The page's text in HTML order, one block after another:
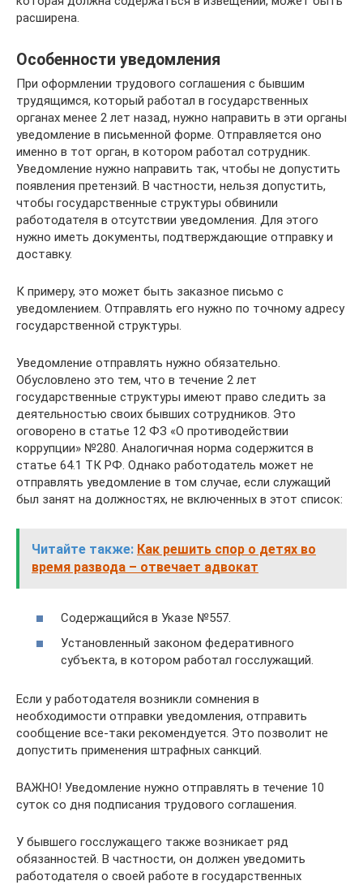
расширена.
Особенности уведомления
При оформлении трудового соглашения с бывшим
трудящимся, который работал в государственных
органах менее 2 лет назад, нужно направить в эти органы
уведомление в письменной форме. Отправляется оно
именно в тот орган, в котором работал сотрудник.
Уведомление нужно направить так, чтобы не допустить
появления претензий. В частности, нельзя допустить,
чтобы государственные структуры обвинили
работодателя в отсутствии уведомления. Для этого
нужно иметь документы, подтверждающие отправку и
доставку.
К примеру, это может быть заказное письмо с
уведомлением. Отправлять его нужно по точному адресу
государственной структуры.
Уведомление отправлять нужно обязательно.
Обусловлено это тем, что в течение 2 лет
государственные структуры имеют право следить за
деятельностью своих бывших сотрудников. Это
оговорено в статье 12 ФЗ «О противодействии
коррупции» №280. Аналогичная норма содержится в
статье 64.1 ТК РФ. Однако работодатель может не
отправлять уведомление в том случае, если служащий
был занят на должностях, не включенных в этот список:
Читайте также: Как решить спор о детях во
время развода – отвечает адвокат
Содержащийся в Указе №557.
Установленный законом федеративного
субъекта, в котором работал госслужащий.
Если у работодателя возникли сомнения в
необходимости отправки уведомления, отправить
сообщение все-таки рекомендуется. Это позволит не
допустить применения штрафных санкций.
ВАЖНО! Уведомление нужно отправлять в течение 10
суток со дня подписания трудового соглашения.
У бывшего госслужащего также возникает ряд
обязанностей. В частности, он должен уведомить
работодателя о своей работе в государственных